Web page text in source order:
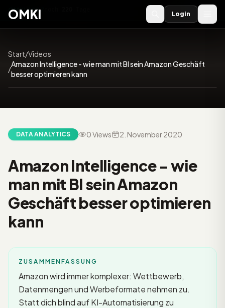
OMKI 2027
OMKI Login
Start/Videos
/
Amazon Intelligence - wie man mit BI sein Amazon Geschäft
besser optimieren kann
DATA ANALYTICS 0 Views 2. November 2020
Video:
Amazon Intelligence - wie
man mit BI sein Amazon
Geschäft besser optimieren
kann
ZUSAMMENFASSUNG
Amazon wird immer komplexer: Wettbewerb,
Datenmengen und Werbeformate nehmen zu.
Statt dich blind auf KI-Automatisierung zu